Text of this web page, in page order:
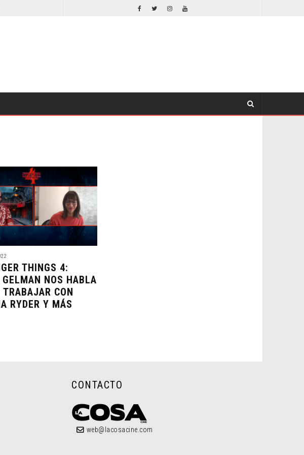
THINGS 4:
GELMAN NOS HABLA
TRABAJAR CON
RYDER Y MÁS
CONTACTO
web@lacosacine.com